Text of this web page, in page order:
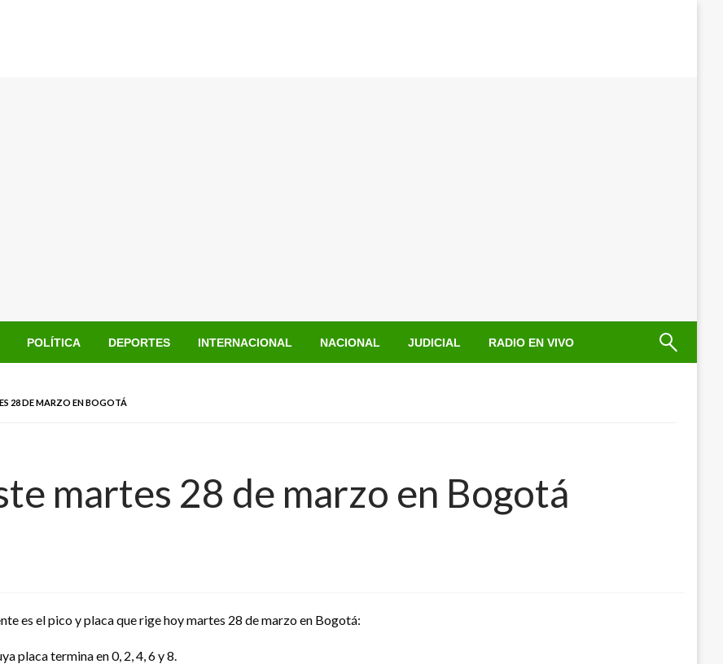
POLÍTICA DEPORTES INTERNACIONAL NACIONAL JUDICIAL RADIO EN VIVO
28 DE MARZO EN BOGOTÁ
martes 28 de marzo en Bogotá
es el pico y placa que rige hoy martes 28 de marzo en Bogotá:
placa termina en 0, 2, 4, 6 y 8.